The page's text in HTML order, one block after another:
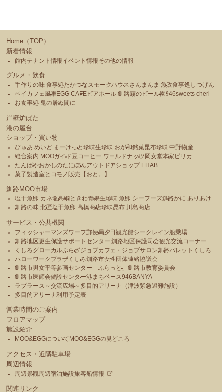
Home（TOP）
新着情報
館内テナント情報イベント情報その他の情報
グルメ・飲食
手作りの味 食事処たかつな スモークハウス さんまんま 魚政食事処しつげん
ベイカフェ風車EGG CAFE ビアホール 釧路霧のビール園946sweets cheri
お食事処 鬼の居ぬ間に
岸壁炉ばた
港の屋台
ショップ・買い物
ぴゅあ めいど まーけっと珍味生珍味 おが和銘菓昆布珍味 中野物産
総合案内 MOOガイド豆コーヒー ワールドナッツ 岡女堂本家 ピリカ
たんばやおかしのたにぽんアウトドアショップ EHAB
菓子製造室とコモノ販売【おと。】
釧路MOO市場
塩干魚卵 カネ龍高綱 ときわ青果生珍味 魚卵 シーフーズ釧路かに ありあけ
釧路の味 北匠塩干魚卵 高橋商店珍味昆布 川島商店
サービス・公共機関
フィッシャーマンズワーフ郵便局夕日観光船シークレイン船乗場
釧路地区更生保護サポートセンター 釧路地区保護司会観光交流コーナー
くしろグローカルぷらざジョブカフェ・ジョブサロン釧路パレットくしろ
ハローワークプラザくしろ釧路市女性団体連絡協議会
釧路市男女平等参画センター「ふらっと」釧路市教育委員会
釧路市医師会健診センター港まちベース946BANYA
ラプラース～交流広場～ 多目的アリーナ（津波緊急避難施設）
多目的アリーナ利用予定表
営業時間のご案内
フロアマップ
施設紹介
MOO&EGGについて MOO&EGGの見どころ
アクセス・近隣駐車場
周辺情報
周辺景観 周辺宿泊施設旅客船情報
関連リンク